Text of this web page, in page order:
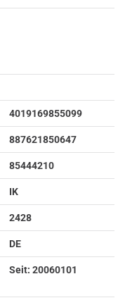
4019169855099
887621850647
85444210
IK
2428
DE
Seit: 20060101